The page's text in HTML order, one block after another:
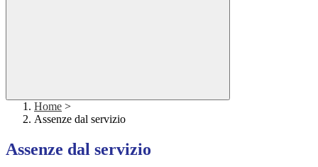
Home >
Assenze dal servizio
Assenze dal servizio